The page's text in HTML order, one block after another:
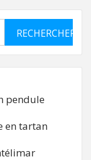
pendule
en tartan